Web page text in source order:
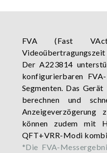
FVA (Fast
Der A223814
konfigurierbaren
Segmenten. Das
berechnen und
Anzeigeverzögerung
können zudem mit
QFT+VRR-Modi
*Die FVA-